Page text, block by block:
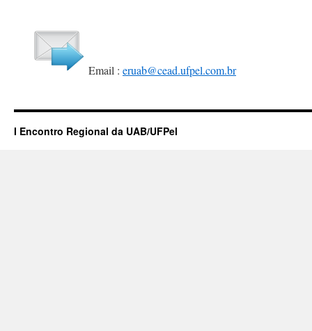
Email : eruab@cead.ufpel.com.br
I Encontro Regional da UAB/UFPel